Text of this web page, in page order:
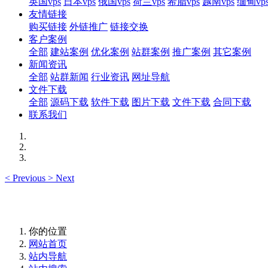
友情链接
购买链接 外链推广 链接交换
客户案例
全部 建站案例 优化案例 站群案例 推广案例 其它案例
新闻资讯
全部 站群新闻 行业资讯 网址导航
文件下载
全部 源码下载 软件下载 图片下载 文件下载 合同下载
联系我们
< Previous > Next
你的位置
网站首页
站内导航